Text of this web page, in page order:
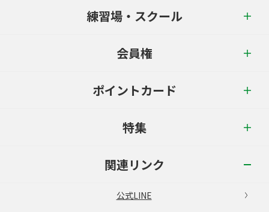
練習場・スクール
会員権
ポイントカード
特集
関連リンク
公式LINE